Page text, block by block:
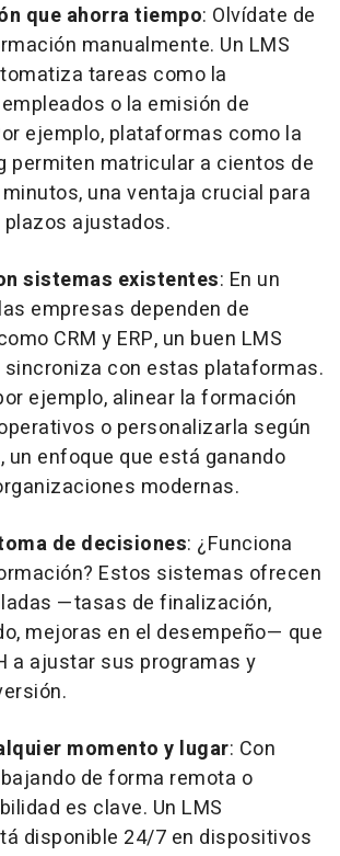
que ahorra tiempo: Olvídate de
manualmente. Un LMS
tareas como la
o la emisión de
ejemplo, plataformas como la
permiten matricular a cientos de
una ventaja crucial para
ajustados.
sistemas existentes: En un
empresas dependen de
CRM y ERP, un buen LMS
con estas plataformas.
ejemplo, alinear la formación
o personalizarla según
un enfoque que está ganando
modernas.
de decisiones: ¿Funciona
Estos sistemas ofrecen
—tasas de finalización,
mejoras en el desempeño— que
a ajustar sus programas y
momento y lugar: Con
de forma remota o
es clave. Un LMS
disponible 24/7 en dispositivos